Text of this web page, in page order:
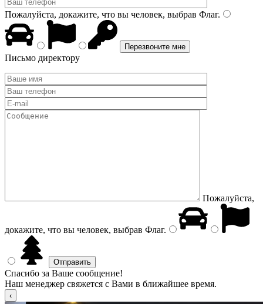
Пожалуйста, докажите, что вы человек, выбрав Флаг.
Письмо директору
Пожалуйста,
докажите, что вы человек, выбрав Флаг.
Спасибо за Ваше сообщение!
Наш менеджер свяжется с Вами в ближайшее время.